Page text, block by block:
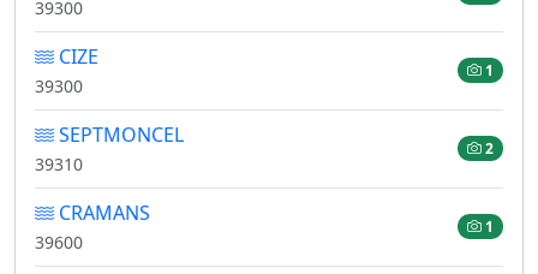
39300
CIZE
39300
1
SEPTMONCEL
39310
2
CRAMANS
39600
1